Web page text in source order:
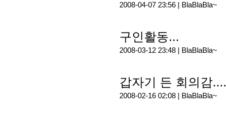
2008-04-07 23:56 | BlaBlaBla~
구인활동...
2008-03-12 23:48 | BlaBlaBla~
갑자기 든 회의감....
2008-02-16 02:08 | BlaBlaBla~